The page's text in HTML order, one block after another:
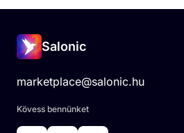
Salonic
marketplace@salonic.hu
Kövess bennünket